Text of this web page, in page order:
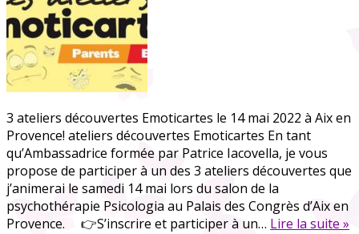
3 ateliers découvertes Emoticartes le 14 mai 2022 à Aix en
Provence! ateliers découvertes Emoticartes En tant
qu’Ambassadrice formée par Patrice Iacovella, je vous
propose de participer à un des 3 ateliers découvertes que
j’animerai le samedi 14 mai lors du salon de la
psychothérapie Psicologia au Palais des Congrès d’Aix en
Provence. 👉S’inscrire et participer à un… Lire la suite »